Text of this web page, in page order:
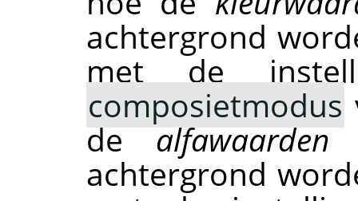
achtergrond
met de
composietmodus
dealfawaarden
achtergrond